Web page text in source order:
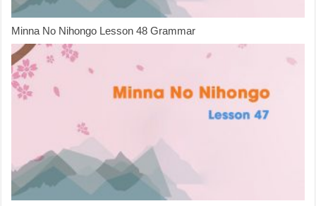
Minna No Nihongo Lesson 48 Grammar